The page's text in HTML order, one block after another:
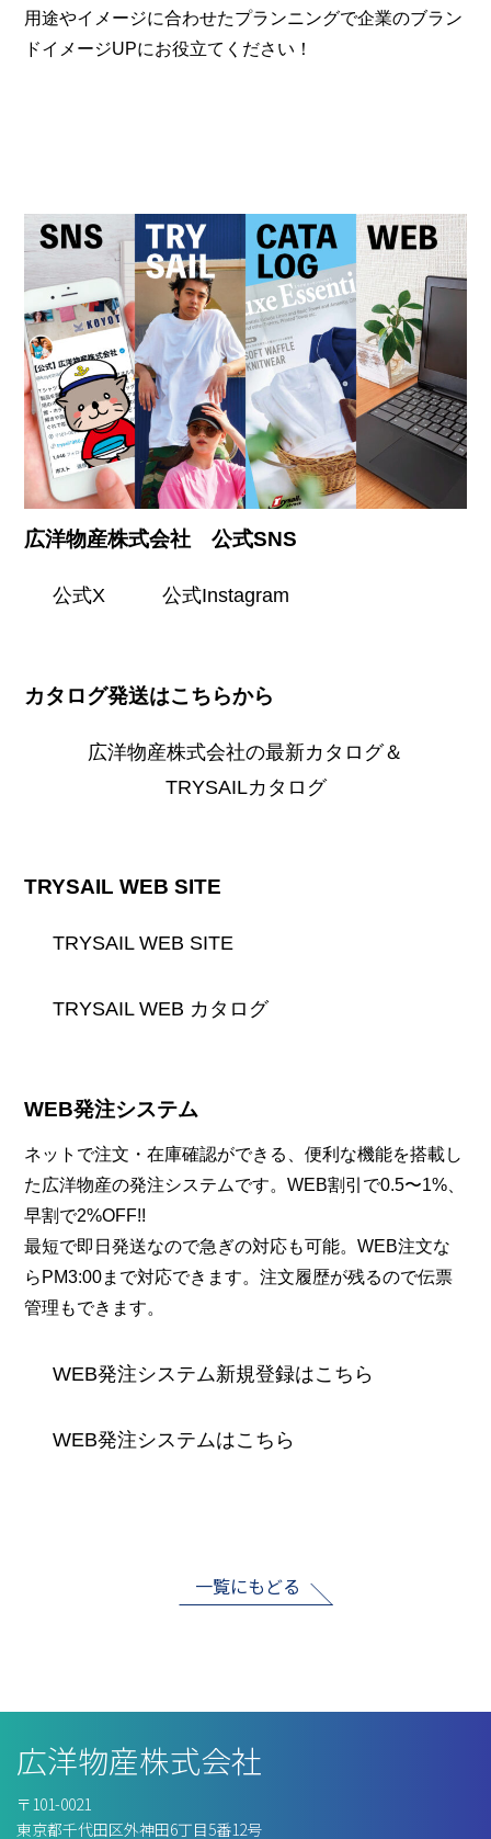
用途やイメージに合わせたプランニングで企業のブラン
ドイメージUPにお役立てください！
広洋物産株式会社 公式SNS
公式X 公式Instagram
カタログ発送はこちらから
広洋物産株式会社の最新カタログ＆
TRYSAILカタログ
TRYSAIL WEB SITE
TRYSAIL WEB SITE
TRYSAIL WEB カタログ
WEB発注システム
ネットで注文・在庫確認ができる、便利な機能を搭載し
た広洋物産の発注システムです。WEB割引で0.5〜1%、
早割で2%OFF!!
最短で即日発送なので急ぎの対応も可能。WEB注文な
らPM3:00まで対応できます。注文履歴が残るので伝票
管理もできます。
WEB発注システム新規登録はこちら
WEB発注システムはこちら
一覧にもどる
広洋物産株式会社
〒101-0021
東京都千代⽥区外神⽥6丁⽬5番12号